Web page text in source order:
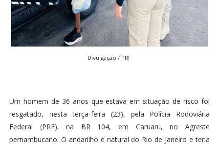
Divulgação / PRF
Um homem de 36 anos que estava em situação de risco foi
resgatado, nesta terça-feira (23), pela Polícia Rodoviária
Federal (PRF), na BR 104, em Caruaru, no Agreste
pernambucano. O andarilho é natural do Rio de Janeiro e teria